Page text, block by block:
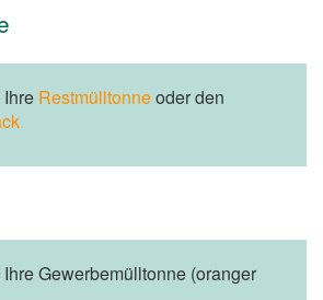
Restmülltonneoder den
Gewerbemülltonne (oranger